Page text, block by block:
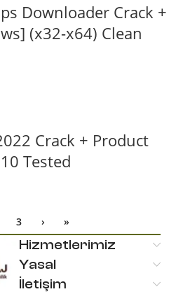
Downloader Crack +
(x32-x64) Clean
Crack + Product
Tested
3 › »
Hizmetlerimiz
Yasal
İletişim